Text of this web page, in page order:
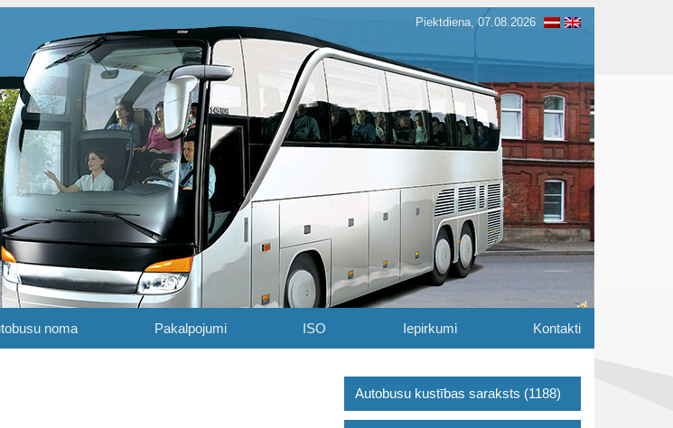
Piektdiena, 07.08.2026
noma Pakalpojumi ISO Iepirkumi Kontakti
Autobusu kustības saraksts (1188)